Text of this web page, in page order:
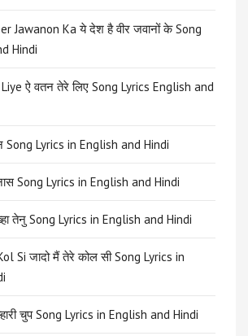
Jawanon Ka ये देश है वीर जवानों के Song
Hindi
ऐ वतन तेरे लिए Song Lyrics English and
Song Lyrics in English and Hindi
Song Lyrics in English and Hindi
तेनु Song Lyrics in English and Hindi
Si जादो मैं तेरे कोल सी Song Lyrics in
चुप Song Lyrics in English and Hindi